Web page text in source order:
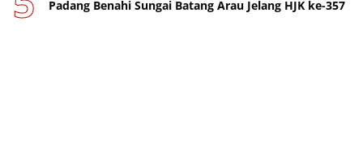
Padang Benahi Sungai Batang Arau Jelang HJK ke-357